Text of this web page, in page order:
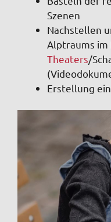
Szenen
Nachstellen
Alptraums im
Theaters/
Erstellung